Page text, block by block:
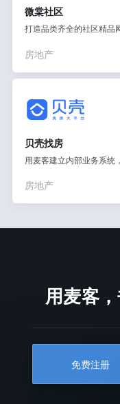
微棠社区
打造品类齐全的社区精品
房地产
贝壳找房
用麦客建立内部业务系统
房地产
用麦客
免费注册